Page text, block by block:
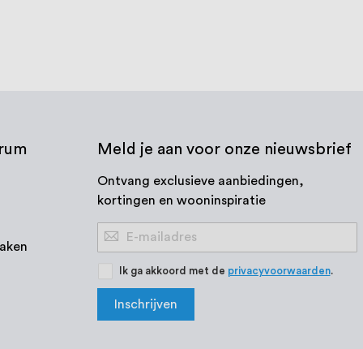
Meld je aan voor onze nieuwsbrief
Ontvang exclusieve aanbiedingen,
kortingen en wooninspiratie
Abonneer
u
onze
nieuwsbrief
Ik ga akkoord met de privacyvoorwaarden.
Inschrijven